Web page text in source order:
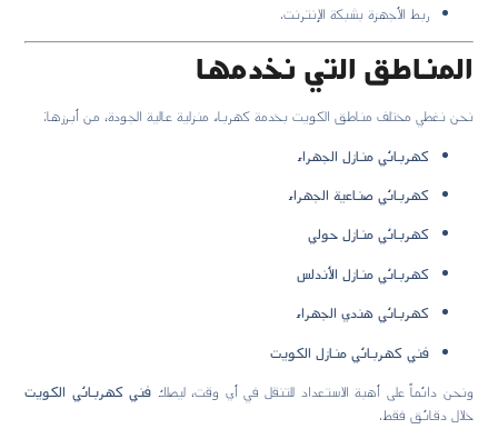
ربط الأجهزة بشبكة الإنترنت.
المناطق التي نخدمها
نحن نغطي مختلف مناطق الكويت بخدمة كهرباء منزلية عالية الجودة، من أبرزها:
كهربائي منازل الجهراء
كهربائي صناعية الجهراء
كهربائي منازل حولي
كهربائي منازل الأندلس
كهربائي هندي الجهراء
فني كهربائي منازل الكويت
ونحن دائماً على أهبة الاستعداد للتنقل في أي وقت، ليصلك فني كهربائي الكويت
خلال دقائق فقط.